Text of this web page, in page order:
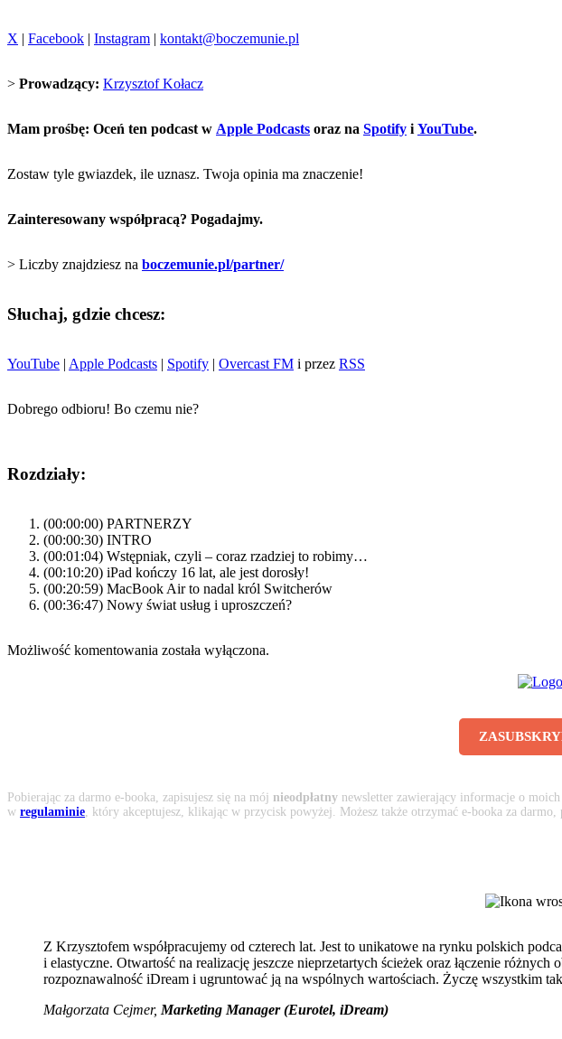
X | Facebook | Instagram | kontakt@boczemunie.pl
> Prowadzący: Krzysztof Kołacz
Mam prośbę: Oceń ten podcast w Apple Podcasts oraz na Spotify i YouTube.
Zostaw tyle gwiazdek, ile uznasz. Twoja opinia ma znaczenie!
Zainteresowany współpracą? Pogadajmy.
> Liczby znajdziesz na boczemunie.pl/partner/
Słuchaj, gdzie chcesz:
YouTube | Apple Podcasts | Spotify | Overcast FM i przez RSS
Dobrego odbioru! Bo czemu nie?
Rozdziały:
(00:00:00) PARTNERZY
(00:00:30) INTRO
(00:01:04) Wstępniak, czyli – coraz rzadziej to robimy…
(00:10:20) iPad kończy 16 lat, ale jest dorosły!
(00:20:59) MacBook Air to nadal król Switcherów
(00:36:47) Nowy świat usług i uproszczeń?
Możliwość komentowania została wyłączona.
Pobierając za darmo e-booka, zapisujesz się na mój nieodpłatny newsletter zawierający informacje o
w regulaminie, który akceptujesz, klikając w przycisk powyżej. Możesz także otrzymać e-booka za darmo,
Z Krzysztofem współpracujemy od czterech lat. Jest to unikatowe na rynku polskich
i elastyczne. Otwartość na realizację jeszcze nieprzetartych ścieżek oraz łączenie
rozpoznawalność iDream i ugruntować ją na wspólnych wartościach. Życzę wszystkim
Małgorzata Cejmer, Marketing Manager (Eurotel, iDream)